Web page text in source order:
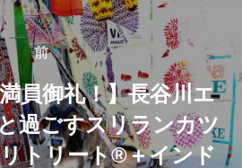
前
前
員御礼！】長谷川エ
過ごすスリランカツ
トリート®︎＋インド